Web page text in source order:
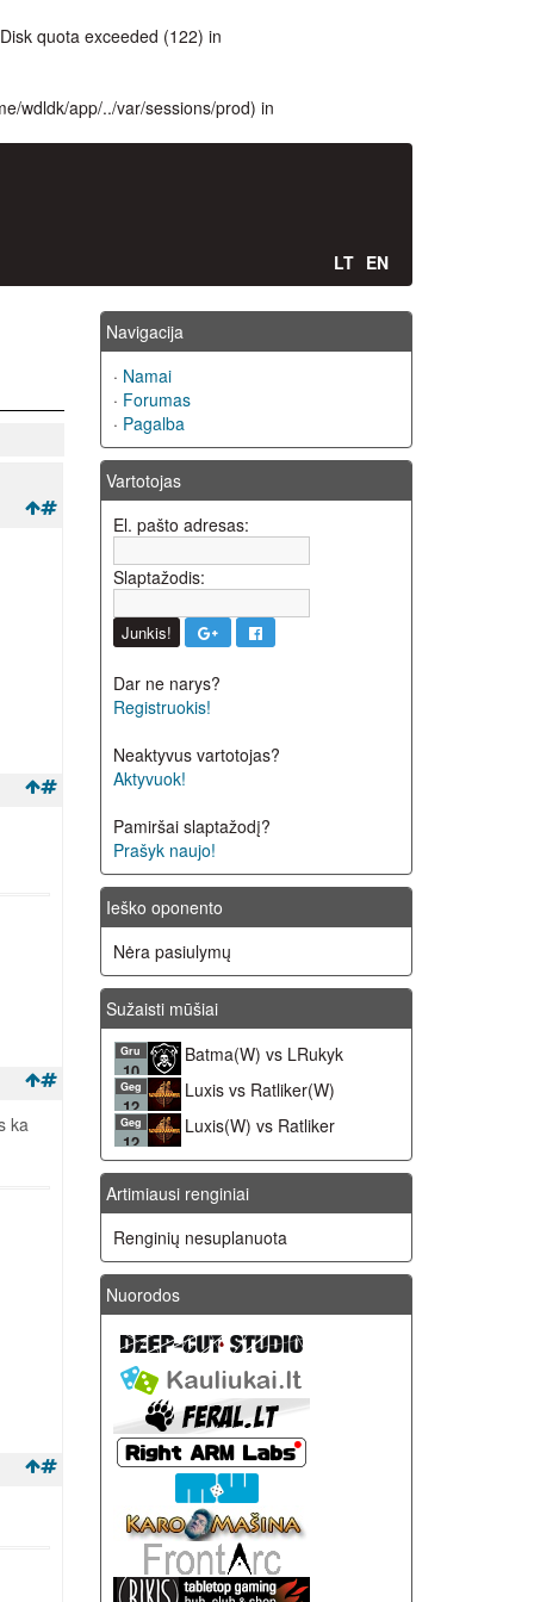
quota exceeded (122) in
wdldk/app/../var/sessions/prod) in
LT EN
ka
Navigacija
· Namai
· Forumas
· Pagalba
Vartotojas
El. pašto adresas:
Slaptažodis:
Dar ne narys?
Registruokis!
Neaktyvus vartotojas?
Aktyvuok!
Pamiršai slaptažodį?
Prašyk naujo!
Ieško oponento
Nėra pasiulymų
Sužaisti mūšiai
Gru
10
Batma(W) vs LRukyk
Geg
12
Luxis vs Ratliker(W)
Geg
12
Luxis(W) vs Ratliker
Artimiausi renginiai
Renginių nesuplanuota
Nuorodos